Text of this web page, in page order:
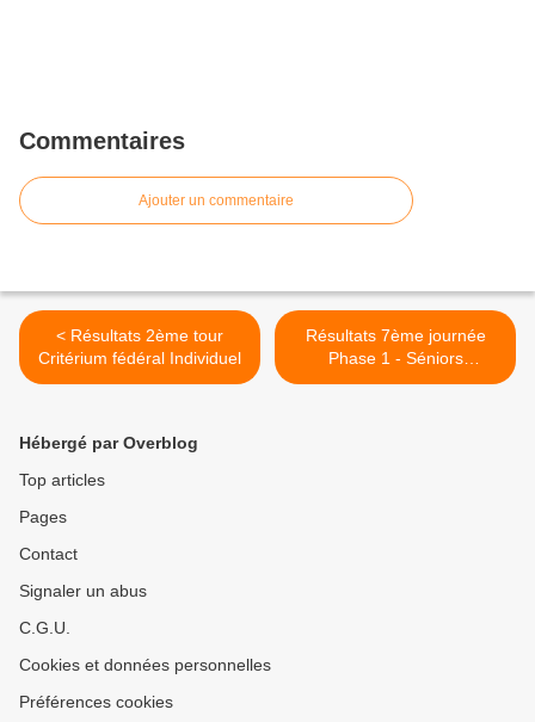
Commentaires
Ajouter un commentaire
< Résultats 2ème tour
Critérium fédéral Individuel
Résultats 7ème journée
Phase 1 - Séniors
Départemental >
Hébergé par Overblog
Top articles
Pages
Contact
Signaler un abus
C.G.U.
Cookies et données personnelles
Préférences cookies